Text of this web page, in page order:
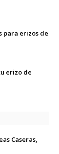
para erizos de
erizo de
Caseras,